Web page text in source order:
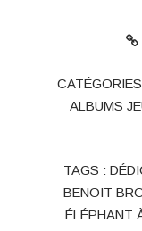
ALBUMS
TAGS :
BENOIT
ÉLÉPHANT